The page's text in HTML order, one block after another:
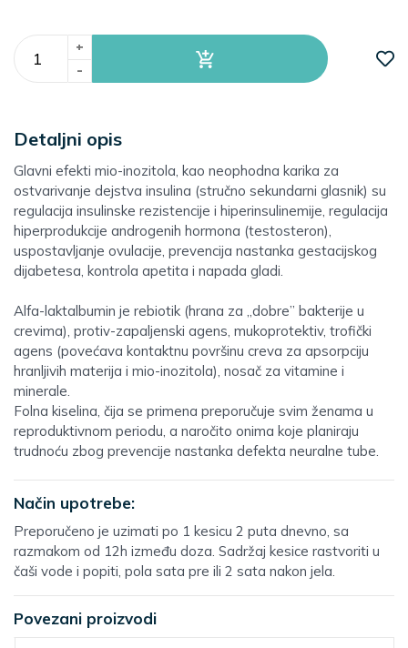
+
-
Detaljni opis
Glavni efekti mio-inozitola, kao neophodna karika za
ostvarivanje dejstva insulina (stručno sekundarni glasnik) su
regulacija insulinske rezistencije i hiperinsulinemije, regulacija
hiperprodukcije androgenih hormona (testosteron),
uspostavljanje ovulacije, prevencija nastanka gestacijskog
dijabetesa, kontrola apetita i napada gladi.
Alfa-laktalbumin je rebiotik (hrana za ,,dobre’’ bakterije u
crevima), protiv-zapaljenski agens, mukoprotektiv, trofički
agens (povećava kontaktnu površinu creva za apsorpciju
hranljivih materija i mio-inozitola), nosač za vitamine i
minerale.
Folna kiselina, čija se primena preporučuje svim ženama u
reproduktivnom periodu, a naročito onima koje planiraju
trudnoću zbog prevencije nastanka defekta neuralne tube.
Način upotrebe:
Preporučeno je uzimati po 1 kesicu 2 puta dnevno, sa
razmakom od 12h između doza. Sadržaj kesice rastvoriti u
čaši vode i popiti, pola sata pre ili 2 sata nakon jela.
Povezani proizvodi